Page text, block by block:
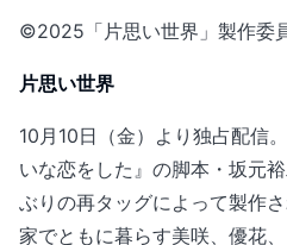
©2025「片思い世界」製作委
片思い世界
10月10日（金）より独占配信
いな恋をした』の脚本・坂元
ぶりの再タッグによって製作
家でともに暮らす美咲、優花